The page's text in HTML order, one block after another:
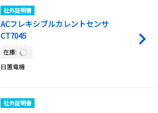
社外証明書
ACフレキシブルカレントセンサ
CT7045
在庫:
日置電機
社外証明書